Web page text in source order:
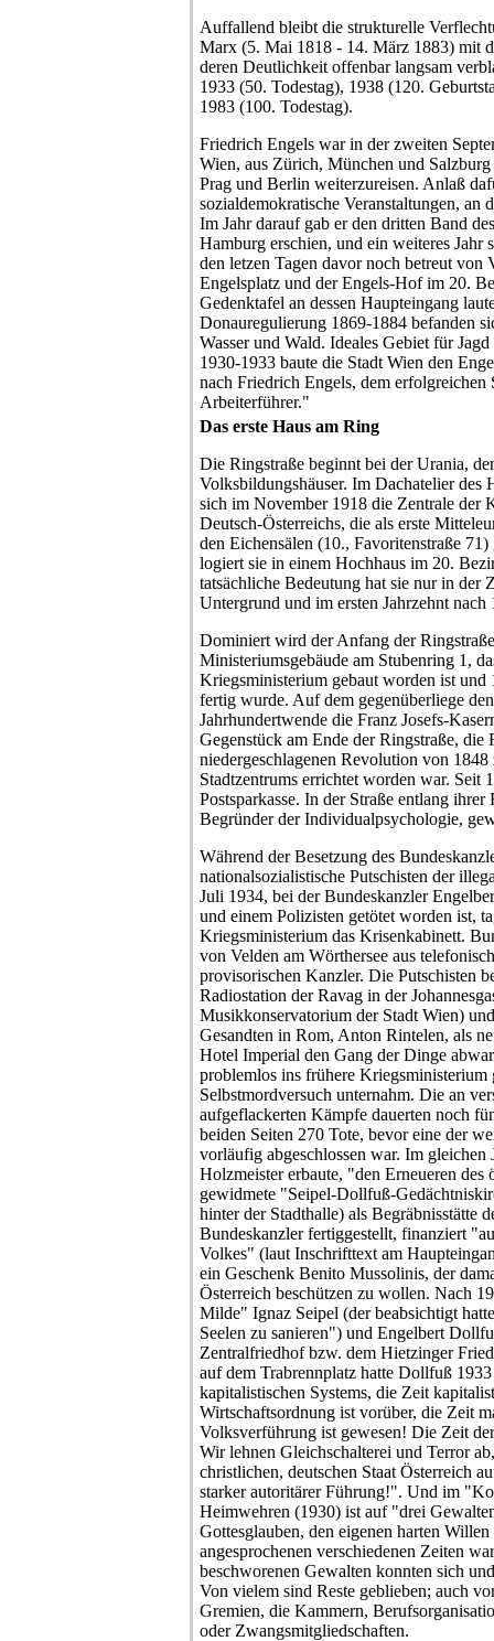
Auffallend bleibt die strukturelle
Marx (5. Mai 1818 - 14. März 1883) mit
deren Deutlichkeit offenbar langsam
1933 (50. Todestag), 1938 (120.
1983 (100. Todestag).
Friedrich Engels war in der zweiten
Wien, aus Zürich, München und
Prag und Berlin weiterzureisen. Anlaß
sozialdemokratische Veranstaltungen, an
Im Jahr darauf gab er den dritten Band
Hamburg erschien, und ein weiteres Jahr
den letzen Tagen davor noch betreut
Engelsplatz und der Engels-Hof im 20.
Gedenktafel an dessen Haupteingang
Donauregulierung 1869-1884 befanden
Wasser und Wald. Ideales Gebiet für
1930-1933 baute die Stadt Wien den
nach Friedrich Engels, dem erfolgreichen
Arbeiterführer."
Das erste Haus am Ring
Die Ringstraße beginnt bei der Urania,
Volksbildungshäuser. Im Dachatelier des
sich im November 1918 die Zentrale der
Deutsch-Österreichs, die als erste
den Eichensälen (10., Favoritenstraße
logiert sie in einem Hochhaus im 20.
tatsächliche Bedeutung hat sie nur in der
Untergrund und im ersten Jahrzehnt nach
Dominiert wird der Anfang der
Ministeriumsgebäude am Stubenring 1,
Kriegsministerium gebaut worden ist und
fertig wurde. Auf dem gegenüberliege
Jahrhundertwende die Franz Josefs-
Gegenstück am Ende der Ringstraße, die
niedergeschlagenen Revolution von 1848
Stadtzentrums errichtet worden war. Seit
Postsparkasse. In der Straße entlang
Begründer der Individualpsychologie,
Während der Besetzung des
nationalsozialistische Putschisten der
Juli 1934, bei der Bundeskanzler
und einem Polizisten getötet worden ist,
Kriegsministerium das Krisenkabinett.
von Velden am Wörthersee aus
provisorischen Kanzler. Die Putschisten
Radiostation der Ravag in der
Musikkonservatorium der Stadt Wien)
Gesandten in Rom, Anton Rintelen, als
Hotel Imperial den Gang der Dinge
problemlos ins frühere Kriegsministerium
Selbstmordversuch unternahm. Die an
aufgeflackerten Kämpfe dauerten noch
beiden Seiten 270 Tote, bevor eine der
vorläufig abgeschlossen war. Im gleichen
Holzmeister erbaute, "den Erneueren des
gewidmete "Seipel-Dollfuß-
hinter der Stadthalle) als Begräbnisstätte
Bundeskanzler fertiggestellt, finanziert
Volkes" (laut Inschrifttext am
ein Geschenk Benito Mussolinis, der
Österreich beschützen zu wollen. Nach
Milde" Ignaz Seipel (der beabsichtigt
Seelen zu sanieren") und Engelbert
Zentralfriedhof bzw. dem Hietzinger
auf dem Trabrennplatz hatte Dollfuß
kapitalistischen Systems, die Zeit
Wirtschaftsordnung ist vorüber, die Zeit
Volksverführung ist gewesen! Die Zeit
Wir lehnen Gleichschalterei und Terror
christlichen, deutschen Staat Österreich
starker autoritärer Führung!". Und im
Heimwehren (1930) ist auf "drei
Gottesglauben, den eigenen harten
angesprochenen verschiedenen Zeiten
beschworenen Gewalten konnten sich
Von vielem sind Reste geblieben; auch
Gremien, die Kammern,
oder Zwangsmitgliedschaften.